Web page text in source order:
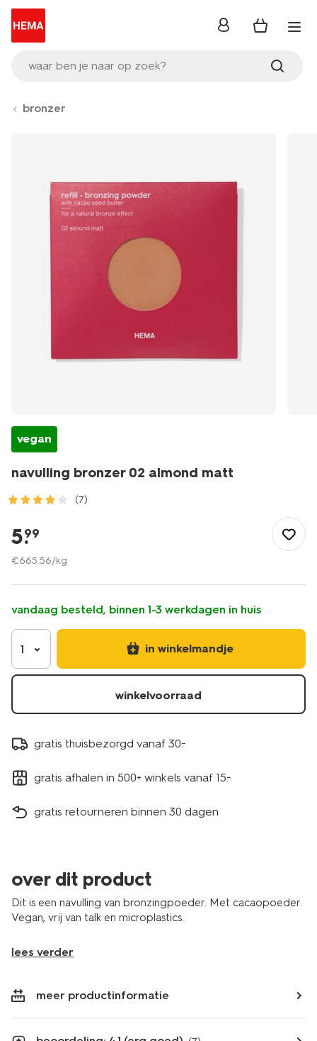
waar ben je naar op zoek?
inloggen
bronzer
vegan
navulling bronzer 02 almond matt
(7)
gezond/make-
up/bronzer/navulling-
bronzer-
almond-
11290423.html
5.
99
€665.56/kg
vandaag besteld, binnen 1-3 werkdagen in huis
1 in winkelmandje
winkelvoorraad
gratis thuisbezorgd vanaf 30.-
gratis afhalen in 500+ winkels vanaf 15.-
gratis retourneren binnen 30 dagen
over dit product
Dit is een navulling van bronzingpoeder. Met cacaopoeder.
Vegan, vrij van talk en microplastics.
lees verder
meer productinformatie